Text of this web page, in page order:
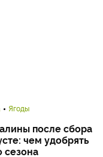
Ягоды
после сбора
чем удобрять
сезона